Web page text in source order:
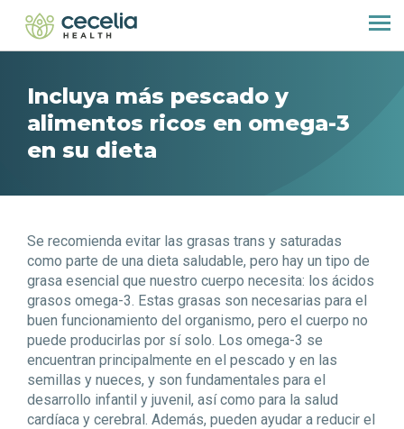
Incluya más pescado y
alimentos ricos en omega-3
en su dieta
Se recomienda evitar las grasas trans y saturadas
como parte de una dieta saludable, pero hay un tipo de
grasa esencial que nuestro cuerpo necesita: los ácidos
grasos omega-3. Estas grasas son necesarias para el
buen funcionamiento del organismo, pero el cuerpo no
puede producirlas por sí solo. Los omega-3 se
encuentran principalmente en el pescado y en las
semillas y nueces, y son fundamentales para el
desarrollo infantil y juvenil, así como para la salud
cardíaca y cerebral. Además, pueden ayudar a reducir el